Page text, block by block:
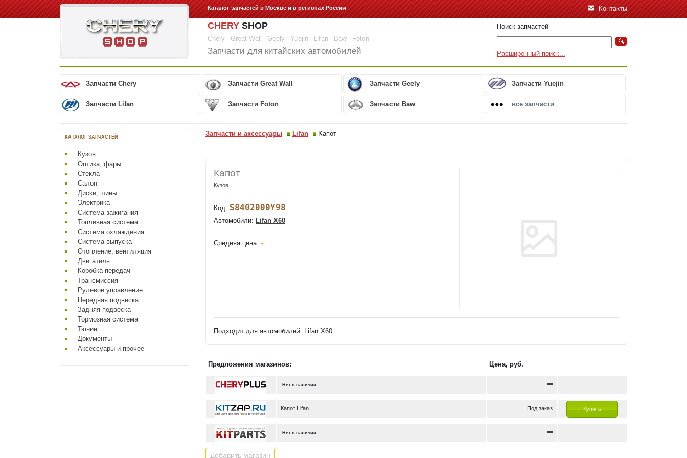
Каталог запчастейв Москве и в регионах России
CHERY SHOP
Chery Great Wall Geely Yuejin Lifan Baw Foton
Запчасти для китайских автомобилей
Контакты
Поиск запчастей
Расширенный поиск...
Запчасти Chery Запчасти Great Wall Запчасти Geely Запчасти Yuejin
Запчасти Lifan Запчасти Foton Запчасти Baw все запчасти
КАТАЛОГ ЗАПЧАСТЕЙ
Кузов
Оптика, фары
Стекла
Салон
Диски, шины
Электрика
Система зажигания
Топливная система
Система охлаждения
Система выпуска
Отопление, вентиляция
Двигатель
Коробка передач
Трансмиссия
Рулевое управление
Передняя подвеска
Задняя подвеска
Тормозная система
Тюнинг
Документы
Аксессуары и прочее
Запчасти и аксессуары Lifan Капот
Капот
Кузов
Код: S8402000Y98
Автомобили: Lifan X60
Средняя цена: -
Подходит для автомобилей: Lifan X60.
Предложения магазинов: Цена, руб.
Нет в наличии
Капот Lifan Под заказ Купить
Нет в наличии
Добавить магазин